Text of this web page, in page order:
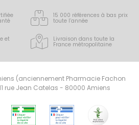
15 000 références à bas prix
toute l’année
et Livraison dans toute la
France métropolitaine
(anciennement Pharmacie Fachon
rue Jean Catelas - 80000 Amiens